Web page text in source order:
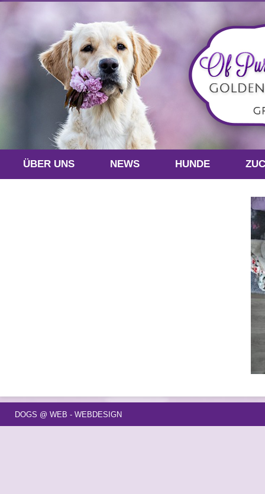
ÜBER UNS NEWS HUNDE
DOGS @ WEB - WEBDESIGN